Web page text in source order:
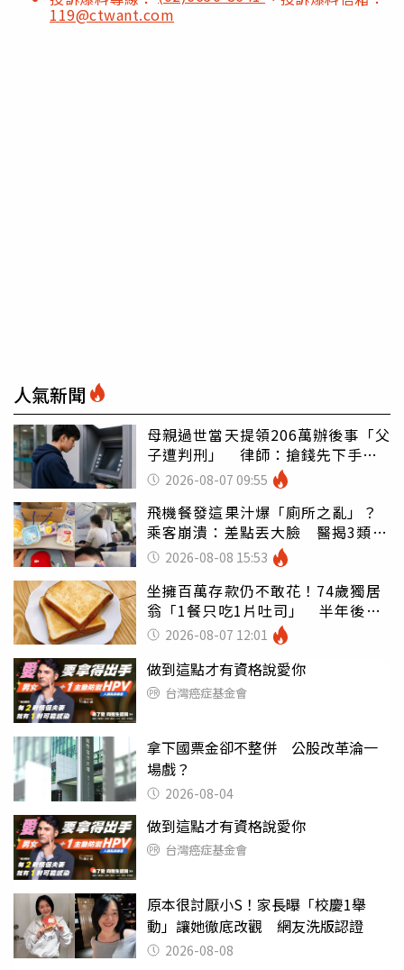
119@ctwant.com
人氣新聞
母親過世當天提領206萬辦後事「父
子遭判刑」 律師：搶錢先下手是
罪 2026-08-07 09:55
飛機餐發這果汁爆「廁所之亂」？
乘客崩潰：差點丟大臉 醫揭3類人
別亂喝
2026-08-08 15:53
坐擁百萬存款仍不敢花！74歲獨居
翁「1餐只吃1片吐司」 半年後暴
瘦嚇壞女兒
2026-08-07 12:01
做到這點才有資格說愛你
台灣癌症基金會
拿下國票金卻不整併 公股改革淪一
場戲？
2026-08-04
做到這點才有資格說愛你
台灣癌症基金會
原本很討厭小S！家長曝「校慶1舉
動」讓她徹底改觀 網友洗版認證
2026-08-08